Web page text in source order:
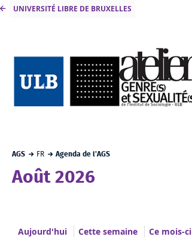
UNIVERSITÉ LIBRE DE BRUXELLES
AGS FR Agenda de l'AGS
Août 2026
Aujourd'hui Cette semaine Ce mois-ci